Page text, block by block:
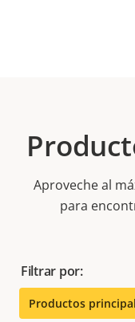
Aproveche al
para
Filtrar por:
Productos